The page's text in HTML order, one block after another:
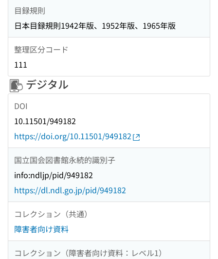
目録規則
日本目録規則1942年版、1952年版、1965年版
整理区分コード
111
デジタル
DOI
10.11501/949182
https://doi.org/10.11501/949182
国立国会図書館永続的識別子
info:ndljp/pid/949182
https://dl.ndl.go.jp/pid/949182
コレクション（共通）
障害者向け資料
コレクション（障害者向け資料：レベル1）